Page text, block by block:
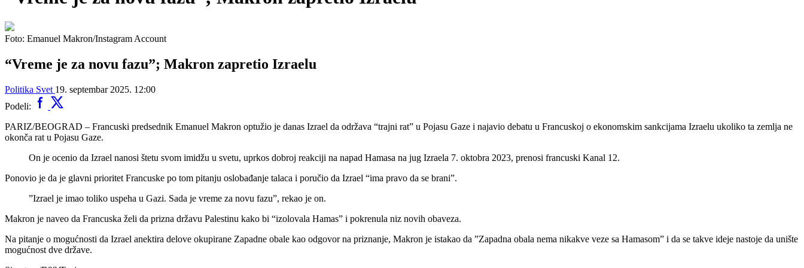
Foto: Emanuel Makron/Instagram Account
“Vreme je za novu fazu”; Makron zapretio Izraelu
Politika Svet 19. septembar 2025. 12:00
Podeli:
PARIZ/BEOGRAD – Francuski predsednik Emanuel Makron optužio je danas Izrael da održava “trajni rat” u Pojasu Gaze i najavio debatu u Francuskoj o ekonomskim sankcijama Izraelu ukoliko ta zemlja ne
okonča rat u Pojasu Gaze.
On je ocenio da Izrael nanosi štetu svom imidžu u svetu, uprkos dobroj reakciji na napad Hamasa na jug Izraela 7. oktobra 2023, prenosi francuski Kanal 12.
Ponovio je da je glavni prioritet Francuske po tom pitanju oslobađanje talaca i poručio da Izrael “ima pravo da se brani”.
”Izrael je imao toliko uspeha u Gazi. Sada je vreme za novu fazu”, rekao je on.
Makron je naveo da Francuska želi da prizna državu Palestinu kako bi “izolovala Hamas” i pokrenula niz novih obaveza.
Na pitanje o mogućnosti da Izrael anektira delove okupirane Zapadne obale kao odgovor na priznanje, Makron je istakao da ”Zapadna obala nema nikakve veze sa Hamasom” i da se takve ideje nastoje da unište
mogućnost dve države.